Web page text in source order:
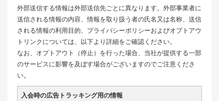
外部送信する情報は外部送信先ごとに異なります。外部事業者に
送信される情報の内容、情報を取り扱う者の氏名又は名称、送信
される情報の利用目的、プライバシーポリシーおよびオプトアウ
トリンクについては、以下より詳細をご確認ください。
なお、オプトアウト（停止）を行った場合、当社が提供する一部
のサービスに影響を及ぼす場合がございますのでご注意くださ
い。
入会時の広告トラッキング用の情報